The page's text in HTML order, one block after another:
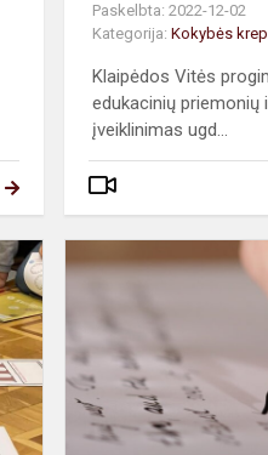
Paskelbta: 2022-12-02
Kategorija:Kokybės
Klaipėdos Vitės
edukacinių priemonių
įveiklinimas ugd...
Pamokos
muziejuje?
Žinoma!